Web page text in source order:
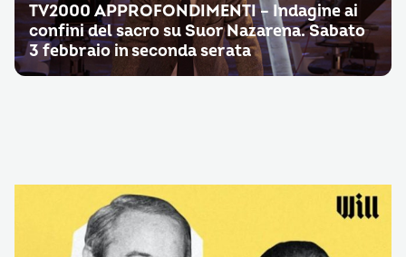
TV2000 APPROFONDIMENTI – Indagine ai
confini del sacro su Suor Nazarena. Sabato
3 febbraio in seconda serata